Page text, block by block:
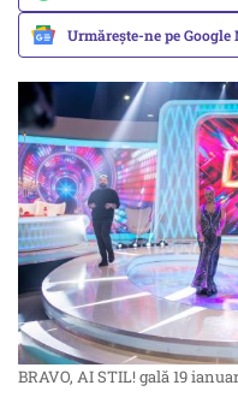
Urmărește-ne pe Google
BRAVO, AI STIL! gală 19